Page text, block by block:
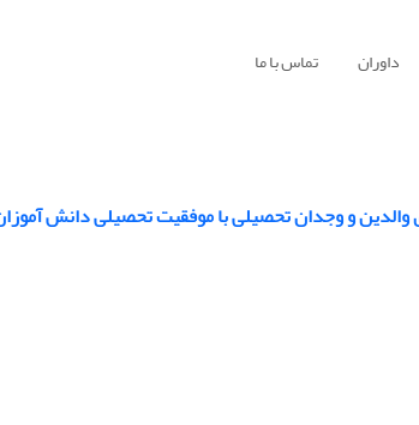
داوران تماس با ما
و وجدان تحصیلی با موفقیت تحصیلی دانش